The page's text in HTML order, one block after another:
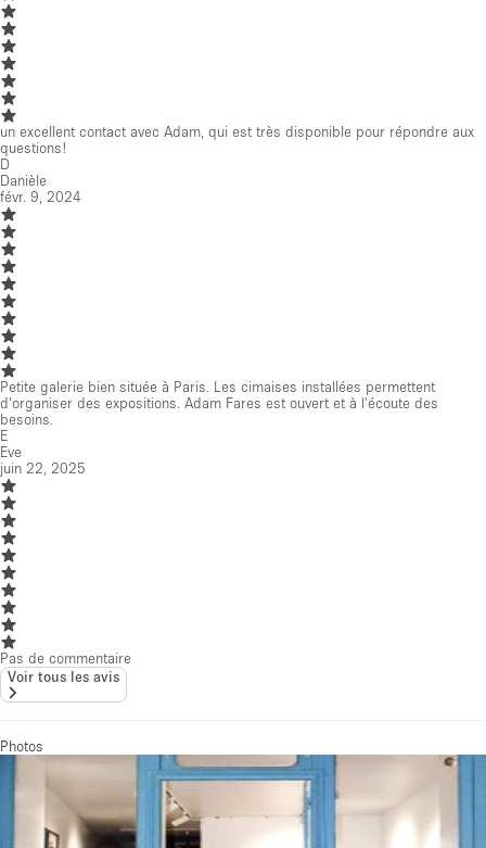
un excellent contact avec Adam, qui est très disponible pour répondre aux
questions!
D
Danièle
févr. 9, 2024
Petite galerie bien située à Paris. Les cimaises installées permettent
d'organiser des expositions. Adam Fares est ouvert et à l'écoute des
besoins.
E
Eve
juin 22, 2025
Pas de commentaire
Voir tous les avis
Photos